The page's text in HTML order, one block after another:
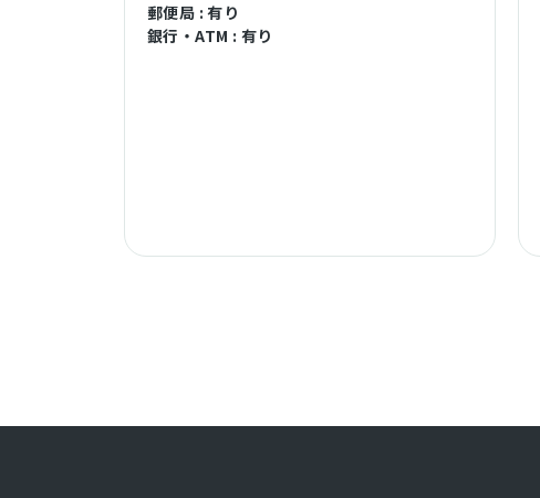
郵便局 : 有り
銀行・ATM : 有り